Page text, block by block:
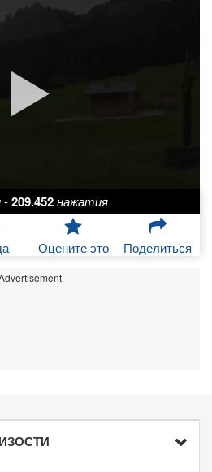
-209.452нажатия
Оцените это Поделиться